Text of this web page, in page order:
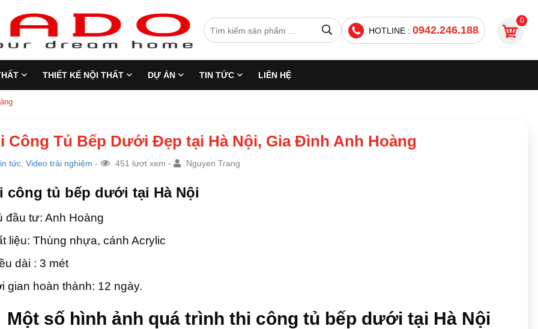
HOTLINE : 0942.246.188
0
THIẾT KẾ NỘI THẤT DỰ ÁN TIN TỨC LIÊN HỆ
Công Tủ Bếp Dưới Đẹp tại Hà Nội, Gia Đình Anh Hoàng
tức Video trải nghiệm - 451 lượt xem - Nguyen Trang
công tủ bếp dưới tại Hà Nội
đầu tư: Anh Hoàng
liệu: Thùng nhựa, cánh Acrylic
dài : 3 mét
gian hoàn thành: 12 ngày.
Một số hình ảnh quá trình thi công tủ bếp dưới tại Hà Nội